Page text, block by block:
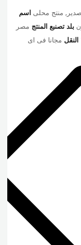
منتج محلى اسم
بلد تصنبع المنتج مصر
النقل مجانا فى اى